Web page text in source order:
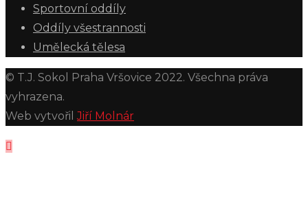
Sportovní oddíly
Oddíly všestrannosti
Umělecká tělesa
© T.J. Sokol Praha Vršovice 2022. Všechna práva
vyhrazena.
Web vytvořilJiří Molnár